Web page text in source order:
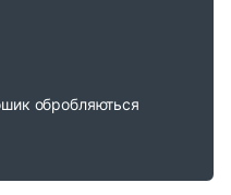
обробляються